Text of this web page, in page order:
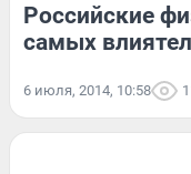
Российские
самых
6 июля, 2014, 10:58